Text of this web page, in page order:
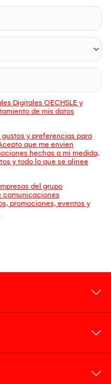
Digitales OECHSLE y
de mis datos
gustos y preferencias para
que me envien
hechas a mi medida,
y todo lo que se alinee
del grupo
comunicaciones
promociones, eventos y